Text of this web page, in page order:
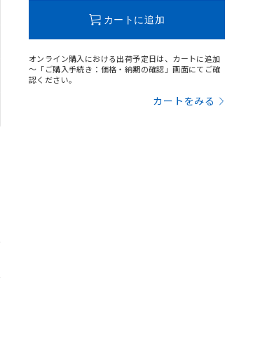
カートに追加
オンライン購入における出荷予定日は、カートに追加
～「ご購入手続き：価格・納期の確認」画面にてご確
認ください。
カートをみる